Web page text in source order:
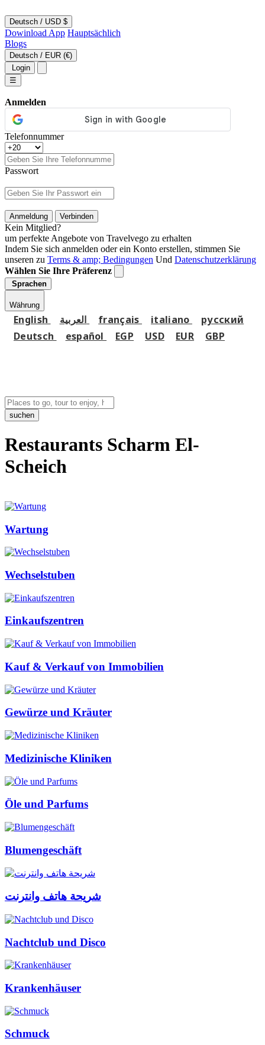
Deutsch / USD $
Dowinload App Hauptsächlich
Blogs
Deutsch / EUR (€)
Login
☰
Anmelden
Telefonnummer
Passwort
Anmeldung Verbinden
Kein Mitglied?
um perfekte Angebote von Travelvego zu erhalten
Indem Sie sich anmelden oder ein Konto erstellen, stimmen Sie
unseren zu Terms & amp; Bedingungen Und Datenschutzerklärung
Wählen Sie Ihre Präferenz
Sprachen
Währung
English français italiano
русский
Deutsch
español EGP USD EUR GBP
suchen
Restaurants Scharm El-
Scheich
Wartung
Wechselstuben
Einkaufszentren
Kauf & Verkauf von Immobilien
Gewürze und Kräuter
Medizinische Kliniken
Öle und Parfums
Blumengeschäft
شريحة هاتف وانترنت
Nachtclub und Disco
Krankenhäuser
Schmuck